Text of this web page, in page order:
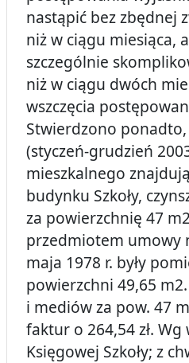
nastąpić bez zbędnej
niż w ciągu miesiąca,
szczególnie
niż w ciągu dwóch
wszczęcia
Stwierdzono ponadto,
(styczeń-grudzień
mieszkalnego
budynku Szkoły,
za powierzchnię 47
przedmiotem umowy
maja 1978 r. były
powierzchni 49,65
i mediów za pow. 47
faktur o 264,54 zł. Wg
Księgowej Szkoły; z